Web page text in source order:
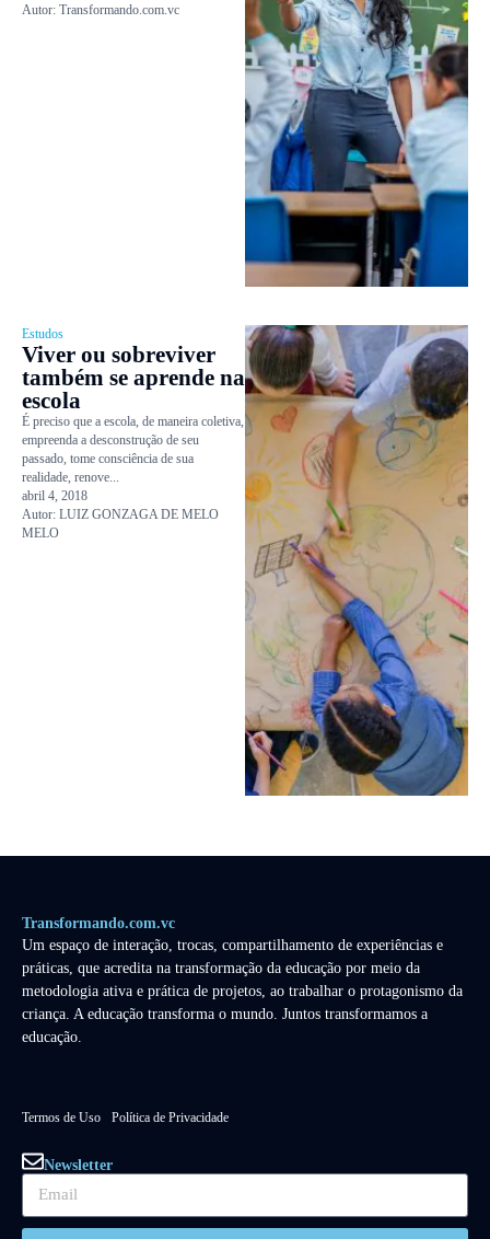
Autor: Transformando.com.vc
Estudos
Viver ou sobreviver
também se aprende na
escola
É preciso que a escola, de maneira coletiva,
empreenda a desconstrução de seu
passado, tome consciência de sua
realidade, renove...
abril 4, 2018
Autor: LUIZ GONZAGA DE MELO
MELO
Transformando.com.vc
Um espaço de interação, trocas, compartilhamento de experiências e
práticas, que acredita na transformação da educação por meio da
metodologia ativa e prática de projetos, ao trabalhar o protagonismo da
criança. A educação transforma o mundo. Juntos transformamos a
educação.
Termos de Uso Política de Privacidade
Newsletter